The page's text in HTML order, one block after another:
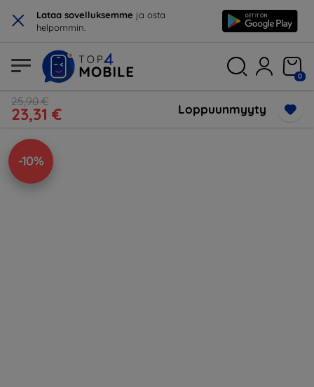
× Lataa sovelluksemme ja osta
helpommin.
0
25,90 €
23,31 € Loppuunmyyty
-10%